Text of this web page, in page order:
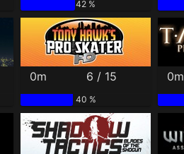
42 %
0m 6 / 15
40 %
0m